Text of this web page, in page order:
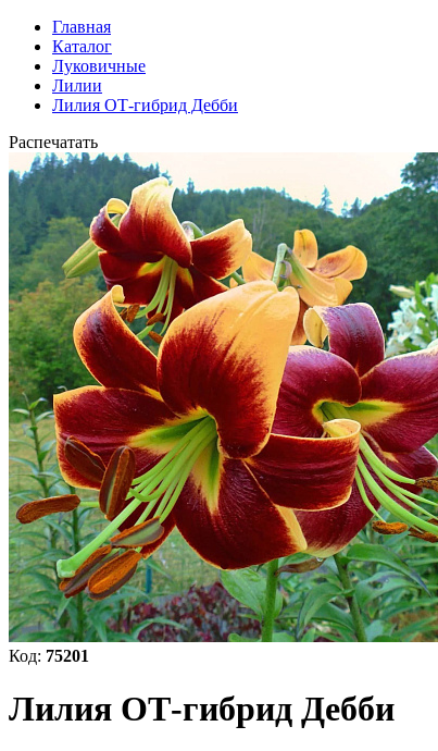
Главная
Каталог
Луковичные
Лилии
Лилия ОТ-гибрид Дебби
Распечатать
Код: 75201
Лилия ОТ-гибрид Дебби